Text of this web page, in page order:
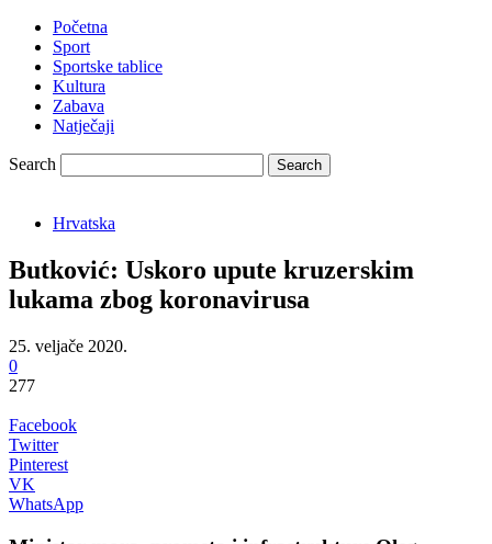
Početna
Sport
Sportske tablice
Kultura
Zabava
Natječaji
Search
Hrvatska
Butković: Uskoro upute kruzerskim
lukama zbog koronavirusa
25. veljače 2020.
0
277
Facebook
Twitter
Pinterest
VK
WhatsApp